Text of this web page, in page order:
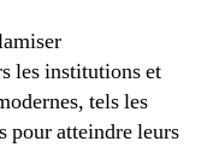
les institutions et
tels les
pour atteindre leurs